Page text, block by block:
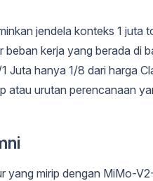
jendela konteks 1
kerja yang berada di
Juta hanya 1/8 dari harga
atau urutan perencanaan
yang mirip dengan MiMo-